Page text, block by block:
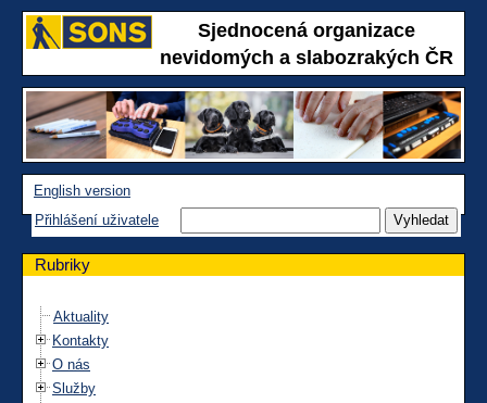
Sjednocená organizace
nevidomých a slabozrakých ČR
English version
Přihlášení uživatele
Rubriky
Aktuality
Kontakty
O nás
Služby